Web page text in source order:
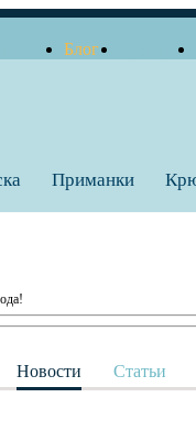
Блог
Приманки
Новости Статьи